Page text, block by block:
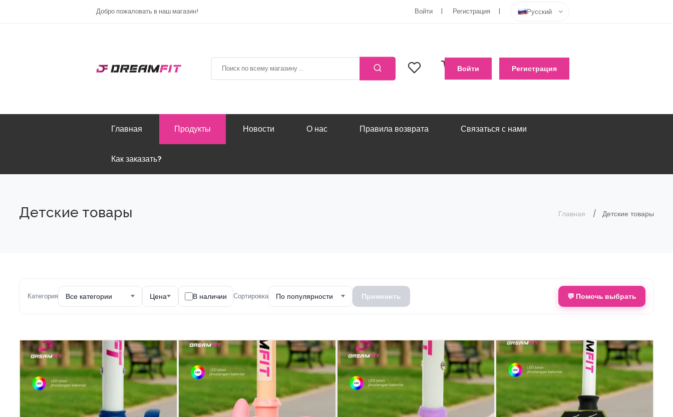
Добро пожаловать в наш магазин! Войти Регистрация Русский
Войти Регистрация
Главная Продукты Новости О нас Правила возврата Связаться с нами
Как заказать?
Детские товары Главная Детские товары
Категория Все категории Цена В наличии Сортировка По популярности Применить 💬 Помочь выбрать